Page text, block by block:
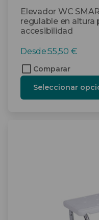
Elevador WC
regulable en
accesibilidad
Desde:55,50 €
Comparar
Seleccionar